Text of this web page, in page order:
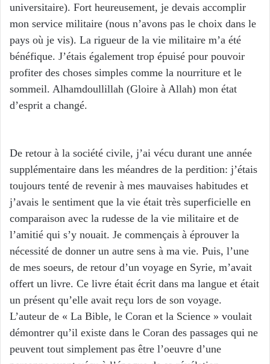
universitaire). Fort heureusement, je devais accomplir
mon service militaire (nous n’avons pas le choix dans le
pays où je vis). La rigueur de la vie militaire m’a été
bénéfique. J’étais également trop épuisé pour pouvoir
profiter des choses simples comme la nourriture et le
sommeil. Alhamdoullillah (Gloire à Allah) mon état
d’esprit a changé.
De retour à la société civile, j’ai vécu durant une année
supplémentaire dans les méandres de la perdition: j’étais
toujours tenté de revenir à mes mauvaises habitudes et
j’avais le sentiment que la vie était très superficielle en
comparaison avec la rudesse de la vie militaire et de
l’amitié qui s’y nouait. Je commençais à éprouver la
nécessité de donner un autre sens à ma vie. Puis, l’une
de mes soeurs, de retour d’un voyage en Syrie, m’avait
offert un livre. Ce livre était écrit dans ma langue et était
un présent qu’elle avait reçu lors de son voyage.
L’auteur de « La Bible, le Coran et la Science » voulait
démontrer qu’il existe dans le Coran des passages qui ne
peuvent tout simplement pas être l’oeuvre d’une